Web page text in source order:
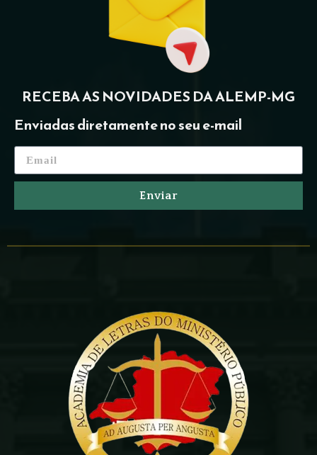
RECEBA AS NOVIDADES DA ALEMP-MG
Enviadas diretamente no seu e-mail
Enviar